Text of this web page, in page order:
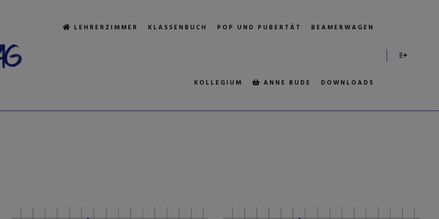
LEHRERZIMMER KLASSENBUCH POP UND PUBERTÄT BEAMERWAGEN
KOLLEGIUM ANNE BUDE DOWNLOADS
ROCK